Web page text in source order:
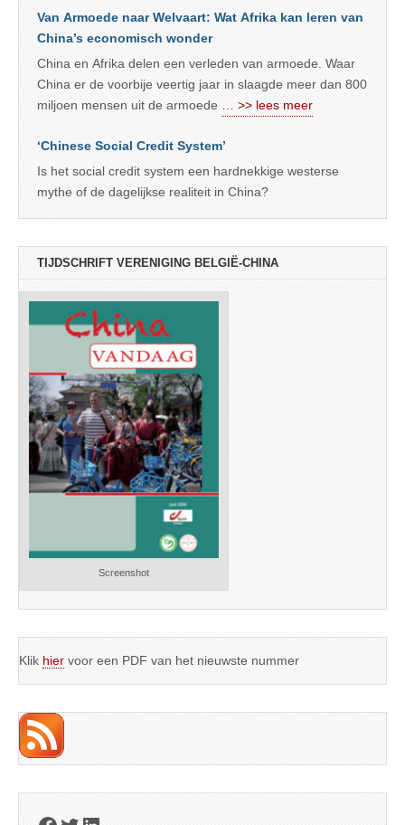
Van Armoede naar Welvaart: Wat Afrika kan leren van
China’s economisch wonder
China en Afrika delen een verleden van armoede. Waar
China er de voorbije veertig jaar in slaagde meer dan 800
miljoen mensen uit de armoede
… >> lees meer
‘Chinese Social Credit System’
Is het social credit system een hardnekkige westerse
mythe of de dagelijkse realiteit in China?
TIJDSCHRIFT VERENIGING BELGIË-CHINA
Screenshot
Klik hier voor een PDF van het nieuwste nummer